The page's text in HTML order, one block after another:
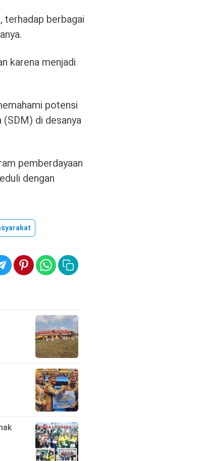
terhadap berbagai
karena menjadi
potensi
(SDM) di desanya
pemberdayaan
dengan